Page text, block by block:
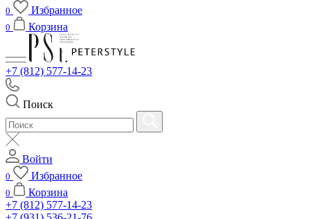
0 Избранное
0 Корзина
+7 (812) 577-14-23
Поиск
Войти
0 Избранное
0
Корзина
+7 (812) 577-14-23